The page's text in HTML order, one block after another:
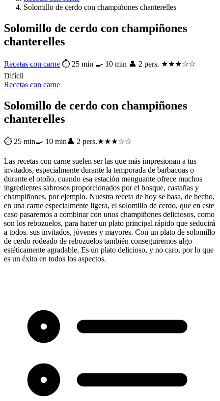
Solomillo de cerdo con champiñones chanterelles
Solomillo de cerdo con champiñones
chanterelles
Recetas con carne ⏱ 25 min 🍳 10 min 👤 2 pers. ★★★☆☆
Difícil
Recetas con carne
Solomillo de cerdo con champiñones
chanterelles
⏱ 25 min🍳 10 min👤 2 pers.★★★☆☆
Las recetas con carne suelen ser las que más impresionan a tus
invitados, especialmente durante la temporada de barbacoas o
durante el otoño, cuando esa estación menguante ofrece muchos
ingredientes sabrosos proporcionados por el bosque, castañas y
champiñones, por ejemplo. Nuestra receta de hoy se basa, de hecho,
en una carne especialmente ligera, el solomillo de cerdo, que en este
caso pasaremos a combinar con unos champiñones deliciosos, como
son los rebozuelos, para hacer un plato principal rápido que seducirá
a todos. sus invitados, jóvenes y mayores. Con un plato de solomillo
de cerdo rodeado de rebozuelos también conseguiremos algo
estéticamente agradable. Es un plato delicioso, y no caro, por lo que
es un éxito en todos los aspectos.